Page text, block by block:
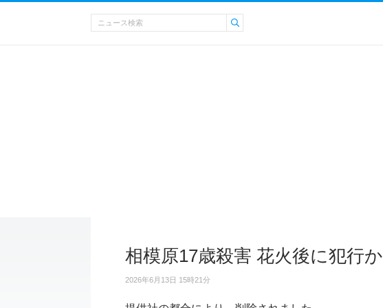
相模原17歳殺害 花火後に犯行か
2026年6月13日 15時21分